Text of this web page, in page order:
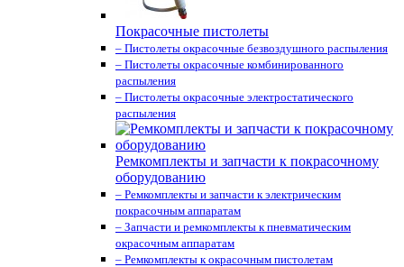
Покрасочные пистолеты
– Пистолеты окрасочные безвоздушного распыления
– Пистолеты окрасочные комбинированного
распыления
– Пистолеты окрасочные электростатического
распыления
Ремкомплекты и запчасти к покрасочному
оборудованию
– Ремкомплекты и запчасти к электрическим
покрасочным аппаратам
– Запчасти и ремкомплекты к пневматическим
окрасочным аппаратам
– Ремкомплекты к окрасочным пистолетам